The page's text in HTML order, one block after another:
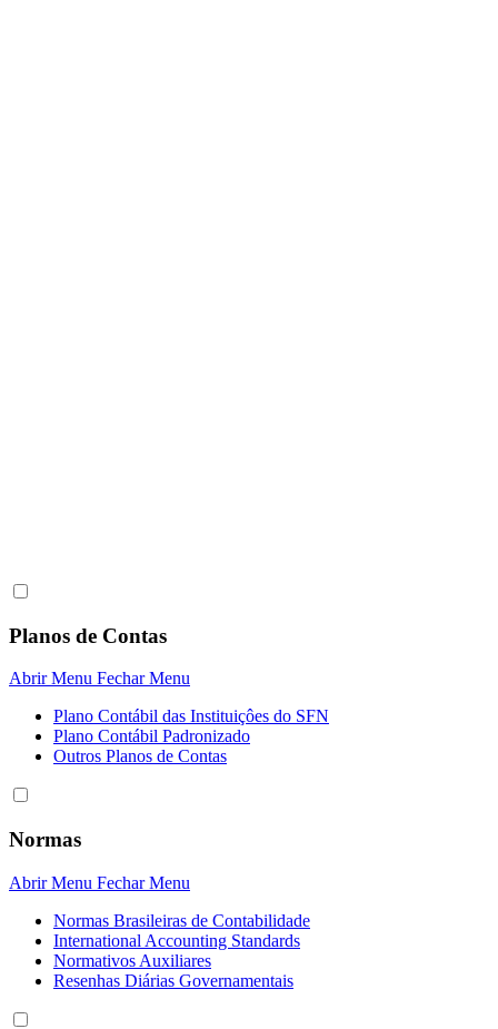
Planos de Contas
Abrir Menu Fechar Menu
Plano Contábil das Instituiçôes do SFN
Plano Contábil Padronizado
Outros Planos de Contas
Normas
Abrir Menu Fechar Menu
Normas Brasileiras de Contabilidade
International Accounting Standards
Normativos Auxiliares
Resenhas Diárias Governamentais